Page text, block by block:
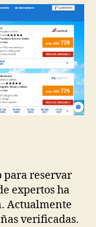
para reservar
expertos ha
Actualmente
verificadas.